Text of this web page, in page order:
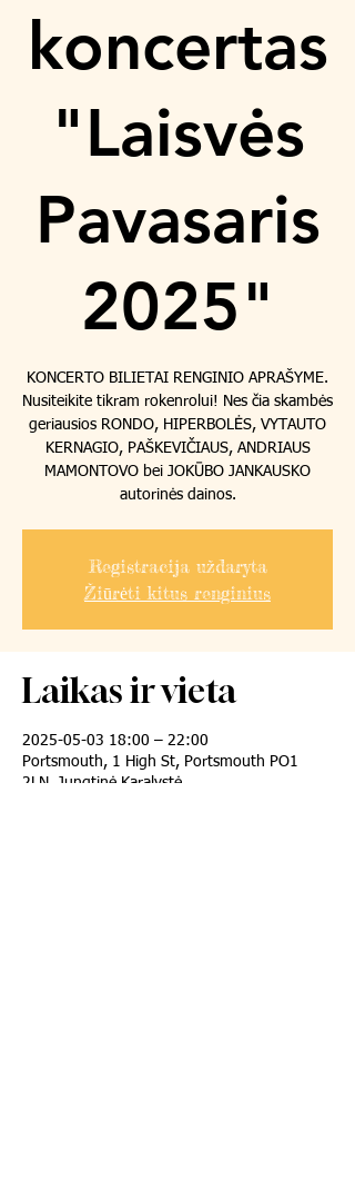
koncertas
"Laisvės
Pavasaris
2025"
KONCERTO BILIETAI RENGINIO APRAŠYME.
Nusiteikite tikram rokenrolui! Nes čia skambės
geriausios RONDO, HIPERBOLĖS, VYTAUTO
KERNAGIO, PAŠKEVIČIAUS, ANDRIAUS
MAMONTOVO bei JOKŪBO JANKAUSKO
Registracija uždaryta
Žiūrėti kitus renginius
Laikas ir vieta
2025-05-03 18:00 – 22:00
Portsmouth, 1 High St, Portsmouth PO1
2LN, Jungtinė Karalystė